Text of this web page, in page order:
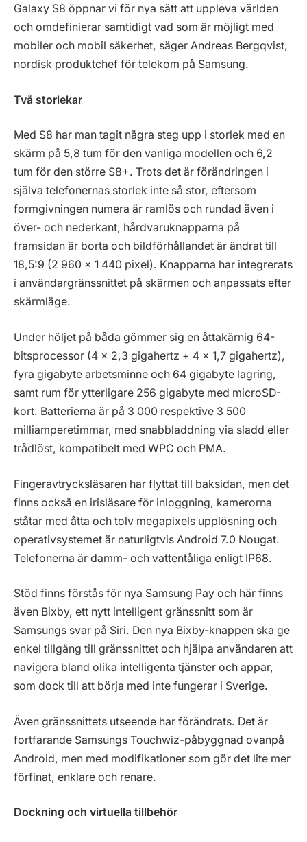
Galaxy S8 öppnar vi för nya sätt att uppleva världen
och omdefinierar samtidigt vad som är möjligt med
mobiler och mobil säkerhet, säger Andreas Bergqvist,
nordisk produktchef för telekom på Samsung.
Två storlekar
Med S8 har man tagit några steg upp i storlek med en
skärm på 5,8 tum för den vanliga modellen och 6,2
tum för den större S8+. Trots det är förändringen i
själva telefonernas storlek inte så stor, eftersom
formgivningen numera är ramlös och rundad även i
över- och nederkant, hårdvaruknapparna på
framsidan är borta och bildförhållandet är ändrat till
18,5:9 (2 960 x 1 440 pixel). Knapparna har integrerats
i användargränssnittet på skärmen och anpassats efter
skärmläge.
Under höljet på båda gömmer sig en åttakärnig 64-
bitsprocessor (4 x 2,3 gigahertz + 4 x 1,7 gigahertz),
fyra gigabyte arbetsminne och 64 gigabyte lagring,
samt rum för ytterligare 256 gigabyte med microSD-
kort. Batterierna är på 3 000 respektive 3 500
milliamperetimmar, med snabbladdning via sladd eller
trådlöst, kompatibelt med WPC och PMA.
Fingeravtrycksläsaren har flyttat till baksidan, men det
finns också en irisläsare för inloggning, kamerorna
ståtar med åtta och tolv megapixels upplösning och
operativsystemet är naturligtvis Android 7.0 Nougat.
Telefonerna är damm- och vattentåliga enligt IP68.
Stöd finns förstås för nya Samsung Pay och här finns
även Bixby, ett nytt intelligent gränssnitt som är
Samsungs svar på Siri. Den nya Bixby-knappen ska ge
enkel tillgång till gränssnittet och hjälpa användaren att
navigera bland olika intelligenta tjänster och appar,
som dock till att börja med inte fungerar i Sverige.
Även gränssnittets utseende har förändrats. Det är
fortfarande Samsungs Touchwiz-påbyggnad ovanpå
Android, men med modifikationer som gör det lite mer
förfinat, enklare och renare.
Dockning och virtuella tillbehör